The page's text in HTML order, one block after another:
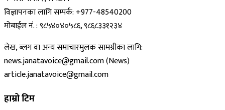
विज्ञापनका लागि सम्पर्क: +977-48540200
मोबाईल नं. : ९८५४०४०५८६, ९८६८३३१२३४
लेख, ब्लग वा अन्य समाचारमुलक सामग्रीका लागि:
news.janatavoice@gmail.com (News)
article.janatavoice@gmail.com
हाम्रो टिम